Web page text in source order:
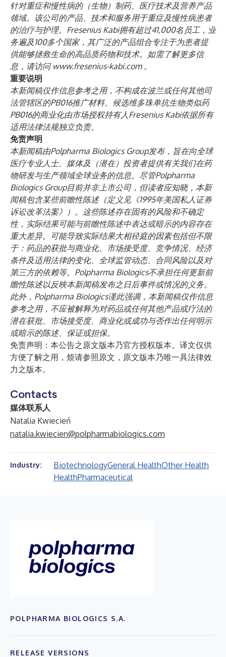
针对重症和慢性病的（生物）制药、医疗技术及营养产品
领域。该公司的产品、技术和服务用于重症及慢性病患者
的治疗与护理。Fresenius Kabi拥有超过41,000名员工，业
务遍及100多个国家，其广泛的产品组合专注于为患者提
供能够拯救生命的高品质药物和技术。如需了解更多信
息，请访问 www.fresenius-kabi.com 。
重要说明
本新闻稿仅作信息参考之用，不构成在波兰或任何其他司
法管辖区的PB016推广材料。候选维多珠单抗生物类似药
PB016的商业化由市场授权持有人Fresenius Kabi依据所有
适用法律法规独立负责。
免责声明
本新闻稿由Polpharma Biologics Group发布，旨在向全球
医疗专业人士、媒体及（潜在）投资者提供有关我们在药
物研发与生产领域全球业务的信息。尽管Polpharma
Biologics Group目前并非上市公司，但读者应知晓，本新
闻稿包含某些前瞻性陈述（定义见《1995年美国私人证券
诉讼改革法案》）。这些陈述存在固有的风险和不确定
性，实际结果可能与前瞻性陈述中表达或暗示的内容存在
重大差异。可能导致实际结果大相径庭的因素包括但不限
于：药品的获批与商业化、市场接受度、竞争情况、经济
条件及适用法律的变化、全球监管动态、合同风险以及对
第三方的依赖等。Polpharma Biologics不承担任何更新前
瞻性陈述以反映本新闻稿发布之日后事件或情况的义务。
此外，Polpharma Biologics谨此强调，本新闻稿仅作信息
参考之用，不应被解释为对药品或任何其他产品或疗法的
潜在获批、市场接受度、商业化或成功与否作出任何明示
或暗示的陈述、保证或担保。
免责声明：本公告之原文版本乃官方授权版本。译文仅供
方便了解之用，烦请参照原文，原文版本乃唯一具法律效
力之版本。
Contacts
媒体联系人
Natalia Kwiecień
natalia.kwiecien@polpharmabiologics.com
Industry: BiotechnologyGeneral HealthOther Health
HealthPharmaceutical
POLPHARMA BIOLOGICS S.A.
RELEASE VERSIONS